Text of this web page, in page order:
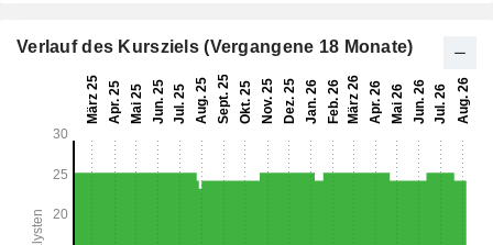
Verlauf des Kursziels (Vergangene 18 Monate)